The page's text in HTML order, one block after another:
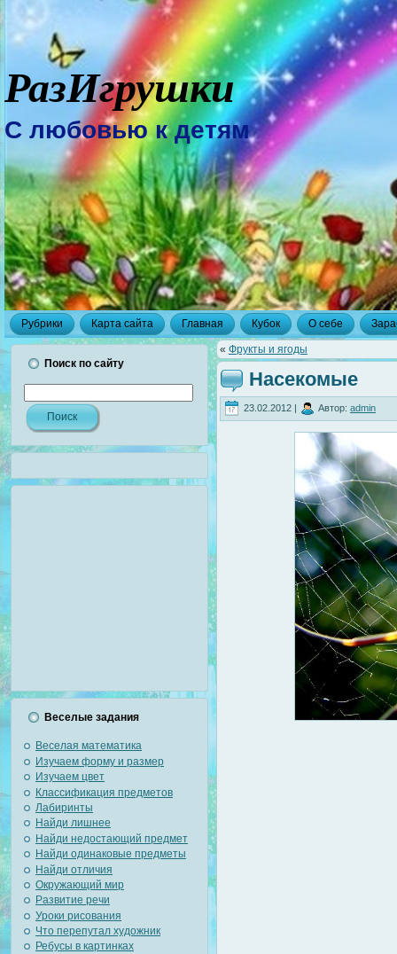
РазИгрушки
С любовью к детям
Рубрики Карта сайта Главная Кубок О себе
Поиск по сайту
Веселые задания
Веселая математика
Изучаем форму и размер
Изучаем цвет
Классификация предметов
Лабиринты
Найди лишнее
Найди недостающий предмет
Найди одинаковые предметы
Найди отличия
Окружающий мир
Развитие речи
Уроки рисования
Что перепутал художник
Ребусы в картинках
« Фрукты и ягоды
Насекомые
23.02.2012 | Автор: admin